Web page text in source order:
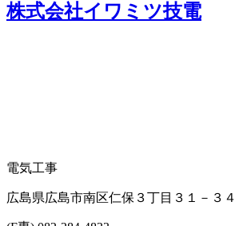
株式会社イワミツ技電
電気工事
広島県広島市南区仁保３丁目３１－３４